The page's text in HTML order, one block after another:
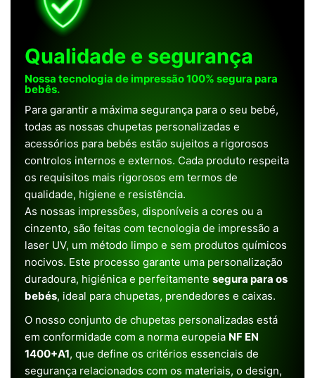
Qualidade e segurança
Nossa tecnologia de impressão 100% segura para
bebês.
Para garantir a máxima segurança para o seu bebé,
todas as nossas chupetas personalizadas e
acessórios para bebés estão sujeitos a rigorosos
controlos internos e externos. Cada produto respeita
os requisitos mais rigorosos em termos de
qualidade, higiene e resistência.
As nossas impressões, disponíveis a cores ou a
cinzento, são feitas com tecnologia de impressão a
laser UV, um método limpo e sem produtos químicos
nocivos. Este processo garante uma personalização
duradoura, higiénica e perfeitamente segura para os
bebés, ideal para chupetas, prendedores e caixas.
O nosso conjunto de chupetas personalizadas está
em conformidade com a norma europeia NF EN
1400+A1, que define os critérios essenciais de
segurança relacionados com os materiais, o design,